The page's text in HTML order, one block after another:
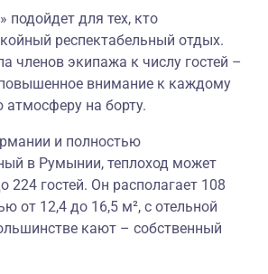
подойдет для тех, кто
респектабельный отдых.
членов экипажа к числу гостей –
повышенное внимание к каждому
на борту.
и полностью
в Румынии, теплоход может
224 гостей. Он располагает 108
от 12,4 до 16,5 м², с отельной
кают – собственный